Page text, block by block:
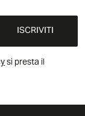
ISCRIVITI
si presta il